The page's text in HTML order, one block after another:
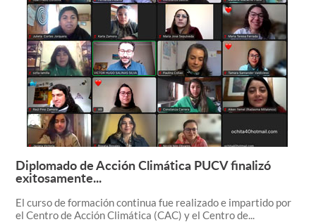
Leer más +
Diplomado de Acción Climática PUCV finalizó
exitosamente...
El curso de formación continua fue realizado e impartido por
el Centro de Acción Climática (CAC) y el Centro de...